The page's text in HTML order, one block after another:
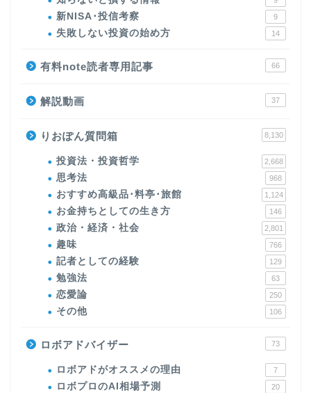
新NISA･投信考察 9
失敗しない投資の始め方 14
有料note読者専用記事 66
解説動画 37
りおぽん質問箱 8,130
投資法・投資哲学 2,668
思考法 968
おすすめ高級品･料亭･旅館 1,124
お金持ちとしての生き方 146
政治・経済・社会 2,801
趣味 766
記者としての経験 129
勉強法 63
恋愛論 250
その他 106
ロボアドバイザー 73
ロボアドがオススメの理由 7
ロボプロのAI相場予測 20